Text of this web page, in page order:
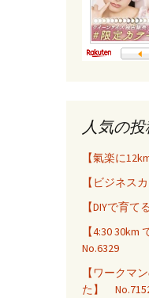
人気の
【氣楽に
【ビジネス
【DIYで育
【4:30
No.6329
【ワークマ
た】